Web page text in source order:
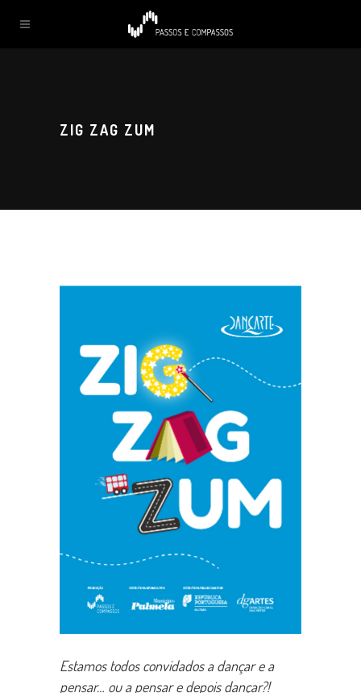
ZIG ZAG ZUM
Estamos todos convidados a dançar e a
pensar… ou a pensar e depois dançar?!